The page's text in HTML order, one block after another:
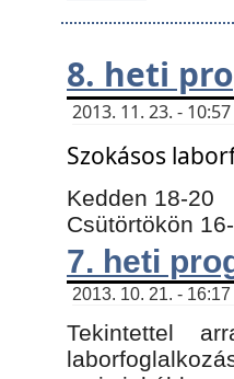
8. heti
2013. 11. 23. -
Szokásos
Kedden 18-20
Csütörtökön
7. heti
2013. 10. 21. -
Tekintettel